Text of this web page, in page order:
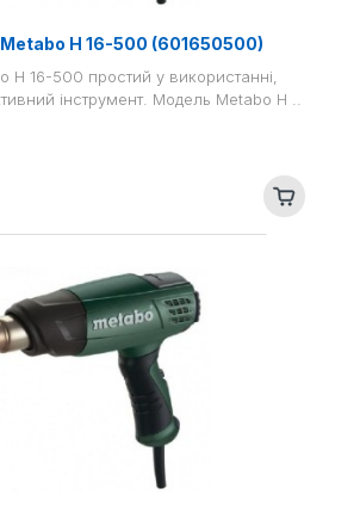
H 16-500 (601650500)
16-500 простий у використанні,
інструмент. Модель Metabo H ..